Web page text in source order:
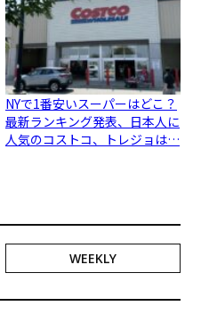
NYで1番安いスーパーはどこ？
最新ランキング発表、日本人に
人気のコストコ、トレジョは…
WEEKLY